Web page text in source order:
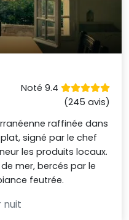
Noté 9.4
(245 avis)
raffinée dans
signé par le chef
les produits locaux.
mer, bercés par le
feutrée.
nuit